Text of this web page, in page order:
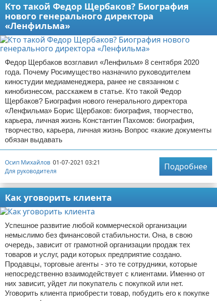
Кто такой Федор Щербаков? Биография
нового генерального директора
«Ленфильма»
Федор Щербаков возглавил «Ленфильм» 8 сентября 2020
года. Почему Росимущество назначило руководителем
киностудии медиаменеджера, ранее не связанном с
кинобизнесом, расскажем в статье. Кто такой Федор
Щербаков? Биография нового генерального директора
«Ленфильма» Борис Щербаков: биография, творчество,
карьера, личная жизнь Константин Пахомов: биография,
творчество, карьера, личная жизнь Вопрос «какие документы
обязан выдавать
Осип Михайлов 01-07-2021 03:21
Для руководителя
Подробнее
Как уговорить клиента
Успешное развитие любой коммерческой организации
немыслимо без финансовой стабильности. Она, в свою
очередь, зависит от грамотной организации продаж тех
товаров и услуг, ради которых предприятие создано.
Продавцы, торговые агенты - это те сотрудники, которые
непосредственно взаимодействует с клиентами. Именно от
них зависит, уйдет ли покупатель с покупкой или нет.
Уговорить клиента приобрести товар, побудить его к покупке